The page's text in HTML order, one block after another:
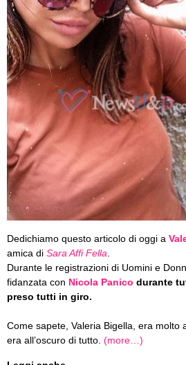
Dedichiamo questo articolo di oggi a
amica di Sara Affi Fella
Durante le registrazioni di Uomini e
fidanzata con Nicola Panico durante
preso tutti in giro.
Come sapete, Valeria Bigella, era molto
era all’oscuro di tutto. (more…)